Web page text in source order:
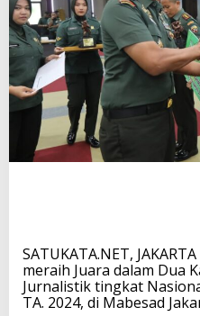
SATUKATA.NET,
meraih Juara dalam Dua
Jurnalistik tingkat
TA. 2024, di Mabesad